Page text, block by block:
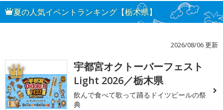
夏の人気イベントランキング【栃木県】
2026/08/06 更新
1
宇都宮オクトーバーフェスト
Light 2026／栃木県
飲んで食べて歌って踊るドイツビールの祭
典